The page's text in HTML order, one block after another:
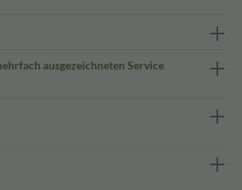
ausgezeichneten Service